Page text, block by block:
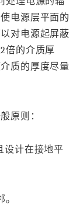
电源层平面的
对电源起屏蔽
倍的介质厚
质的厚度尽量
原则：
设计在接地平